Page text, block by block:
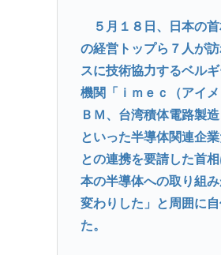
５月１８日、日本の首
の経営トップら７人が
スに技術協力するベル
機関「ｉｍｅｃ（アイメ
ＢＭ、台湾積体電路製造
といった半導体関連企
との連携を要請した首
本の半導体への取り組
変わりした」と周囲に
た。